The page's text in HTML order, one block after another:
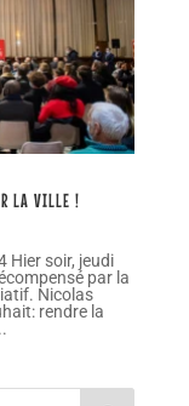
LA VILLE !
Hier soir, jeudi
par la
Nicolas
rendre la